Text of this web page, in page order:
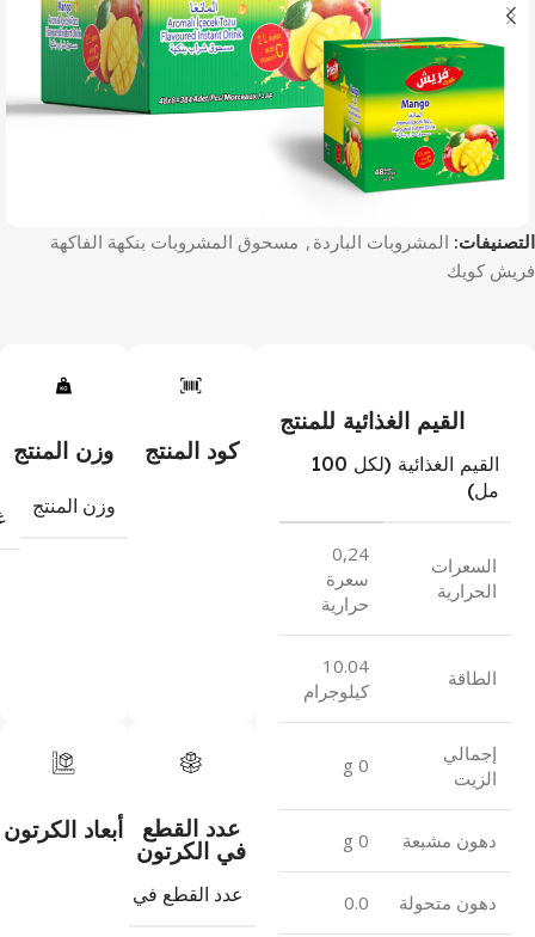
التصنيفات: المشروبات الباردة , مسحوق المشروبات بنكهة الفاكهة
فريش كويك
القيم الغذائية للمنتج
القيم الغذائية (لكل 100
مل)
السعرات
الحرارية
0,24
سعرة
حرارية
الطاقة
10.04
كيلوجرام
إجمالي
الزيت
0 g
دهون مشبعة 0 g
دهون متحولة 0.0
كود المنتج وزن المنتج
وزن المنتج
عدد القطع
في الكرتون
عدد القطع في الكرتون
أبعاد الكرتون